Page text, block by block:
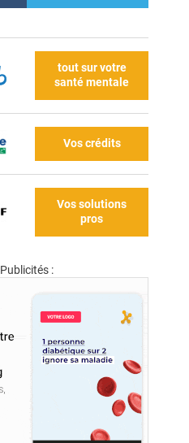
tout sur votre
santé mentale
Vos crédits
Vos solutions
pros
Publicités :